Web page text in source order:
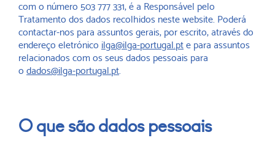
com o número 503 777 331, é a Responsável pelo
Tratamento dos dados recolhidos neste website. Poderá
contactar-nos para assuntos gerais, por escrito, através do
endereço eletrónico ilga@ilga-portugal.pt e para assuntos
relacionados com os seus dados pessoais para
o dados@ilga-portugal.pt.
O que são dados pessoais